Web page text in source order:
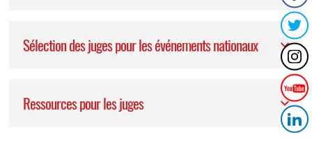
Sélection des juges pour les événements nationaux
Ressources pour les juges